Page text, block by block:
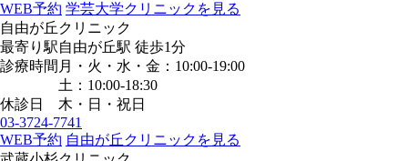
WEB予約 学芸大学クリニックを見る
自由が丘クリニック
最寄り駅自由が丘駅 徒歩1分
診療時間 月・火・水・金：10:00-19:00
土：10:00-18:30
休診日
木・日・祝日
03-3724-7741
WEB予約 自由が丘クリニックを見る